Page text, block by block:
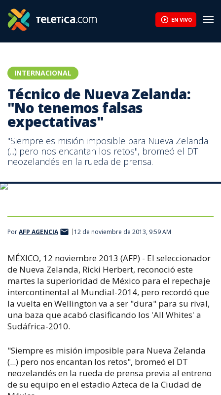
EN VIVO
INTERNACIONAL
Técnico de Nueva Zelanda:
"No tenemos falsas
expectativas"
"Siempre es misión imposible para Nueva Zelanda
(...) pero nos encantan los retos", bromeó el DT
neozelandés en la rueda de prensa.
El seleccionador de Nueva Zelanda, Ricki Herbert, reconoció este
PorAFP AGENCIA 12 de noviembre de 2013, 9:59 AM
MÉXICO, 12 noviembre 2013 (AFP) - El seleccionador
de Nueva Zelanda, Ricki Herbert, reconoció este
martes la superioridad de México para el repechaje
intercontinental al Mundial-2014, pero recordó que
la vuelta en Wellington va a ser "dura" para su rival,
una baza que acabó clasificando los 'All Whites' a
Sudáfrica-2010.
"Siempre es misión imposible para Nueva Zelanda
(...) pero nos encantan los retos", bromeó el DT
neozelandés en la rueda de prensa previa al entreno
de su equipo en el estadio Azteca de la Ciudad de